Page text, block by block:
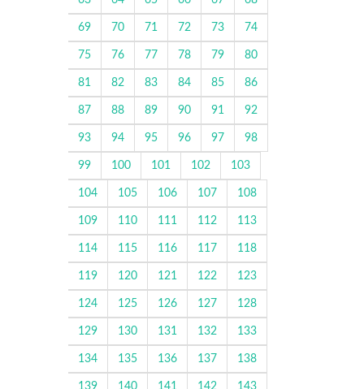
69 70 71 72 73 74
75 76 77 78 79 80
81 82 83 84 85 86
87 88 89 90 91 92
93 94 95 96 97 98
99 100 101 102 103
104 105 106 107 108
109 110 111 112 113
114 115 116 117 118
119 120 121 122 123
124 125 126 127 128
129 130 131 132 133
134 135 136 137 138
139 140 141 142 143